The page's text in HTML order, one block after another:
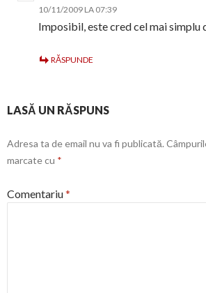
10/11/2009 LA 07:39
Imposibil, este cred cel mai simplu
RĂSPUNDE
LASĂ UN RĂSPUNS
Adresa ta de email nu va fi publicată.
marcate cu *
Comentariu*